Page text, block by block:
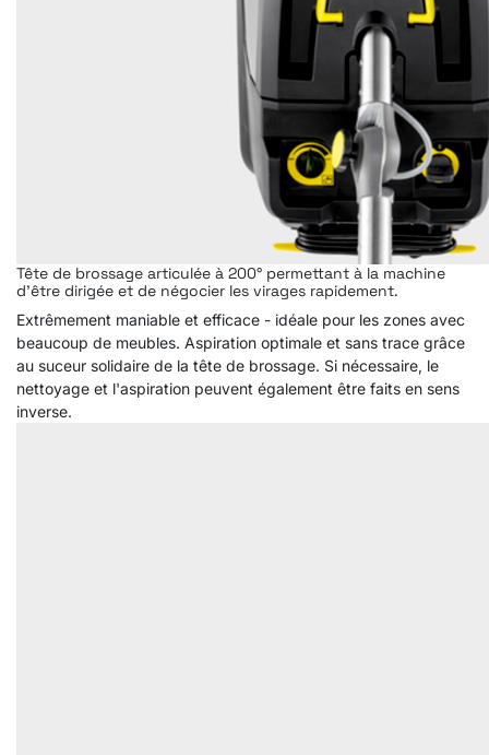
Tête de brossage articulée à 200° permettant à la machine
d'être dirigée et de négocier les virages rapidement.
Extrêmement maniable et efficace - idéale pour les zones avec
beaucoup de meubles. Aspiration optimale et sans trace grâce
au suceur solidaire de la tête de brossage. Si nécessaire, le
nettoyage et l'aspiration peuvent également être faits en sens
inverse.